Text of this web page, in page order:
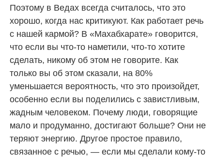
Поэтому в Ведах всегда считалось, что это
хорошо, когда нас критикуют. Как работает речь
с нашей кармой? В «Махабхарате» говорится,
что если вы что-то наметили, что-то хотите
сделать, никому об этом не говорите. Как
только вы об этом сказали, на 80%
уменьшается вероятность, что это произойдет,
особенно если вы поделились с завистливым,
жадным человеком. Почему люди, говорящие
мало и продуманно, достигают больше? Они не
теряют энергию. Другое простое правило,
связанное с речью, — если мы сделали кому-то